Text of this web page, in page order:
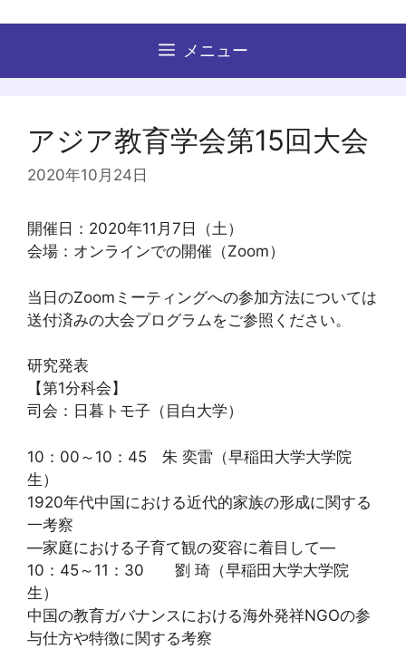
ン
メニュー
アジア教育学会第15回大会
2020年10月24日
開催日：2020年11月7日（土）
会場：オンラインでの開催（Zoom）
当日のZoomミーティングへの参加方法については
送付済みの大会プログラムをご参照ください。
研究発表
【第1分科会】
司会：日暮トモ子（目白大学）
10：00～10：45 朱 奕雷（早稲田大学大学院
生）
1920年代中国における近代的家族の形成に関する
一考察
―家庭における子育て観の変容に着目して―
10：45～11：30 劉 琦（早稲田大学大学院
生）
中国の教育ガバナンスにおける海外発祥NGOの参
与仕方や特徴に関する考察